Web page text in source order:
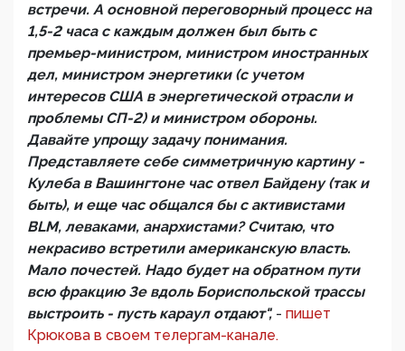
встречи. А основной переговорный процесс на
1,5-2 часа с каждым должен был быть с
премьер-министром, министром иностранных
дел, министром энергетики (с учетом
интересов США в энергетической отрасли и
проблемы СП-2) и министром обороны.
Давайте упрощу задачу понимания.
Представляете себе симметричную картину -
Кулеба в Вашингтоне час отвел Байдену (так и
быть), и еще час общался бы с активистами
BLM, леваками, анархистами? Считаю, что
некрасиво встретили американскую власть.
Мало почестей. Надо будет на обратном пути
всю фракцию Зе вдоль Бориспольской трассы
выстроить - пусть караул отдают", - пишет
Крюкова в своем телергам-канале.